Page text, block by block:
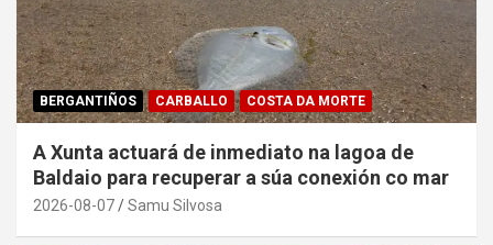
BERGANTIÑOS CARBALLO COSTA DA MORTE
A Xunta actuará de inmediato na lagoa de
Baldaio para recuperar a súa conexión co mar
2026-08-07 Samu Silvosa